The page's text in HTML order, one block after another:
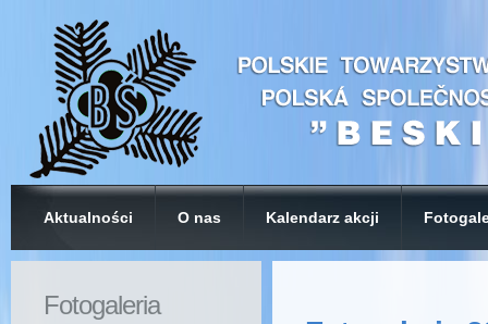
Aktualności O nas Kalendarz akcji
Fotogaleria